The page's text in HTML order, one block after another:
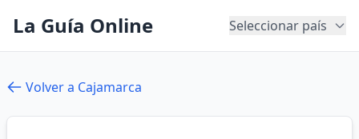
La Guía Online Seleccionar país
Volver a Cajamarca